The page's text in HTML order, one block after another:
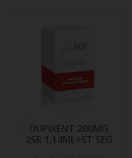
DUPIXENT 200MG
2SR 1,14ML+ST SEG